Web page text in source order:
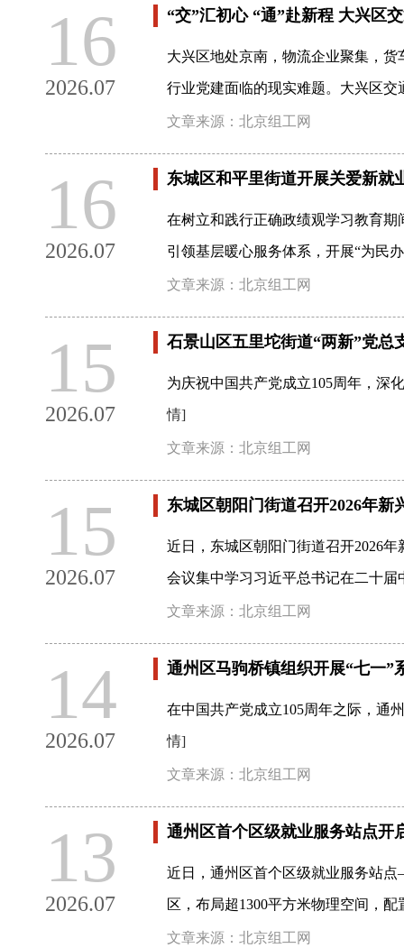
16
2026.07
“交”汇初心 “通”赴新程 大兴区
大兴区地处京南，物流企业聚集，
行业党建面临的现实难题。大兴区
文章来源：北京组工网
16
2026.07
东城区和平里街道开展关爱新就
在树立和践行正确政绩观学习教育
引领基层暖心服务体系，开展“为民
文章来源：北京组工网
15
2026.07
石景山区五里坨街道“两新”党总
为庆祝中国共产党成立105周年，深
情]
文章来源：北京组工网
15
2026.07
东城区朝阳门街道召开2026年新
近日，东城区朝阳门街道召开2026
会议集中学习习近平总书记在二十
文章来源：北京组工网
14
2026.07
通州区马驹桥镇组织开展“七一”
在中国共产党成立105周年之际，通
情]
文章来源：北京组工网
13
2026.07
通州区首个区级就业服务站点开
近日，通州区首个区级就业服务站
区，布局超1300平方米物理空间，
文章来源：北京组工网